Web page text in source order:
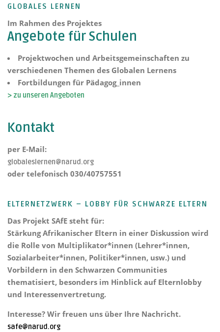
GLOBALES LERNEN
Im Rahmen des Projektes
Angebote für Schulen
Projektwochen und Arbeitsgemeinschaften zu
verschiedenen Themen des Globalen Lernens
Fortbildungen für Pädagog_innen
> zu unseren Angeboten
Kontakt
per E-Mail:
globaleslernen@narud.org
oder telefonisch 030/40757551
ELTERNETZWERK – LOBBY FÜR SCHWARZE ELTERN
Das Projekt SAfE steht für:
Stärkung Afrikanischer Eltern in einer Diskussion wird
die Rolle von Multiplikator*innen (Lehrer*innen,
Sozialarbeiter*innen, Politiker*innen, usw.) und
Vorbildern in den Schwarzen Communities
thematisiert, besonders im Hinblick auf Elternlobby
und Interessenvertretung.
Interesse? Wir freuen uns über Ihre Nachricht.
safe@narud.org